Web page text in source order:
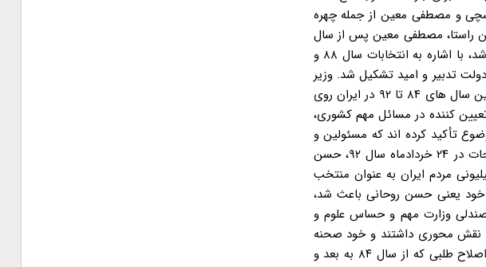
و مصطفی معین از جمله چهره
در این راستا، مصطفی معین پس از سال
ها با ورود به استان اصفهان در مراسمی که به جهت گرامیداشت روز دانشجو در تالار آزادی دانشگاه کاشان برگزار شد، با اشاره به انتخابات سال ۸۸ و
عارف دولت تدبیر و امید تشکیل شد. وزیر
علوم دوره اصلاحات از جنگ تحمیلی هشت ساله بین سال های ۵۹ تا ۶۷ نیز یاد کرد و افزود: جنگ تحمیلی دیگر بین سال های ۸۴ تا ۹۲ در ایران روی
کننده در مسائل مهم کشوری،
تأکید کرده اند که مسئولین و
افراد سیاسی حق سیاه نمایی نسبت به خدمات دولت ها را ندارند. دولت یازدهم؛ آزادراه جان گیری جریان اصلاحات در ۲۴ خردادماه سال ۹۲، حسن
شعار اعتدال، تدبیر و امید پای به عرصه انتخابات یازدهم ریاست جمهوری گذاشته بود، با رأی ۱۸ میلیونی مردم ایران به عنوان منتخب
خود یعنی حسن روحانی باعث شد،
صندلی وزارت مهم و حساس علوم و
فناوری برای اصلاح طلبان تن داد. استفاده دولت یازدهم از برخی افراد که در جریان فتنه های سال های ۷۸ و ۸۸ نقش محوری داشتند و خود صحنه
گردان اتفاقات آن زمان بودند و یا در مجلس ششم به دنبال نوشاندن جام زهر به رهبری بودند، باعث شد جریان اصلاح طلبی که از سال ۸۴ به بعد و